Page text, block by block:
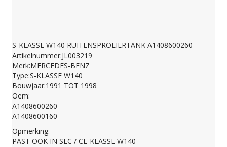
W140
A1408600260
aantal
S-KLASSE W140 RUITENSPROEIERTANK A1408600260
Artikelnummer:JL003219
Merk:MERCEDES-BENZ
Type:S-KLASSE W140
Bouwjaar:1991 TOT 1998
Oem:
A1408600260
A1408600160
Opmerking:
PAST OOK IN SEC / CL-KLASSE W140